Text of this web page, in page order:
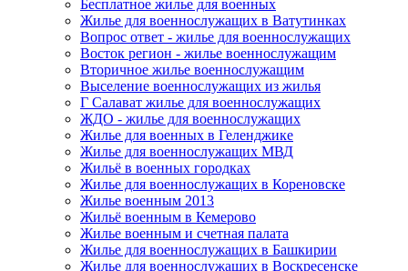
Бесплатное жилье для военных
Жилье для военнослужащих в Ватутинках
Вопрос ответ - жилье для военнослужащих
Восток регион - жилье военнослужащим
Вторичное жилье военнослужащим
Выселение военнослужащих из жилья
Г Салават жилье для военнослужащих
ЖДО - жилье для военнослужащих
Жилье для военных в Геленджике
Жилье для военнослужащих МВД
Жильё в военных городках
Жилье для военнослужащих в Кореновске
Жилье военным 2013
Жильё военным в Кемерово
Жилье военным и счетная палата
Жилье для военнослужащих в Башкирии
Жилье для военнослужащих в Воскресенске